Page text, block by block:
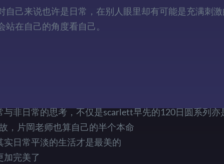
己来说也许是日常，在别人眼里却有可能是充满刺激
在自己的角度看自己。
非日常的思考，不仅是scarlett早先的120日圆系列亦
，片岡老师也算自己的半个本命
日常平淡的生活才是最美的
加完美了